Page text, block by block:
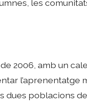
les
2006, amb un
l’aprenentatge
dues poblacions de